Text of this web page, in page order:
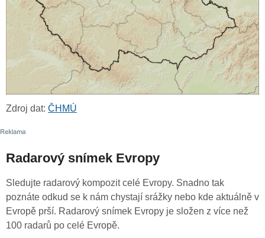
Zdroj dat: ČHMÚ
Radarový snímek Evropy
Sledujte radarový kompozit celé Evropy. Snadno tak
poznáte odkud se k nám chystají srážky nebo kde aktuálně v
Evropě prší. Radarový snímek Evropy je složen z více než
100 radarů po celé Evropě.